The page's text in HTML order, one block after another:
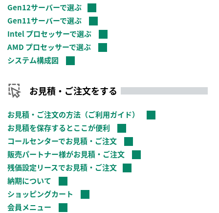
Gen12サーバーで選ぶ
Gen11サーバーで選ぶ
Intel プロセッサーで選ぶ
AMD プロセッサーで選ぶ
システム構成図
お見積・ご注文をする
お見積・ご注文の方法（ご利用ガイド）
お見積を保存するとここが便利
コールセンターでお見積・ご注文
販売パートナー様がお見積・ご注文
残価設定リースでお見積・ご注文
納期について
ショッピングカート
会員メニュー